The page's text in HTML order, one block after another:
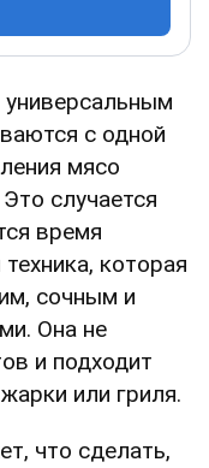
с одной
мясо
случается
время
которая
сочным и
Она не
и подходит
или гриля.
что сделать,